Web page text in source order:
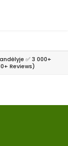
✅ 3 000+
Reviews)